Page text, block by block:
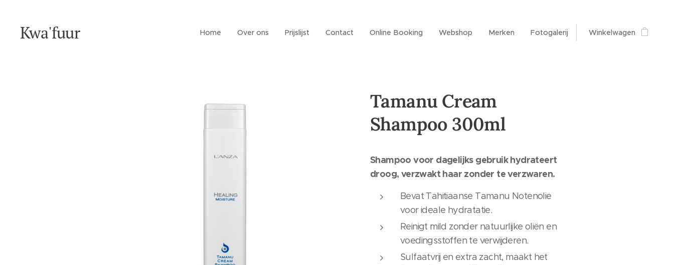
Kwa'fuur Home Over ons Prijslijst Contact Online Booking Webshop Merken Fotogalerij Winkelwagen
Tamanu Cream
Shampoo 300ml
Shampoo voor dagelijks gebruik hydrateert
droog, verzwakt haar zonder te verzwaren.
Bevat Tahitiaanse Tamanu Notenolie
voor ideale hydratatie.
Reinigt mild zonder natuurlijke oliën en
voedingsstoffen te verwijderen.
Sulfaatvrij en extra zacht, maakt het